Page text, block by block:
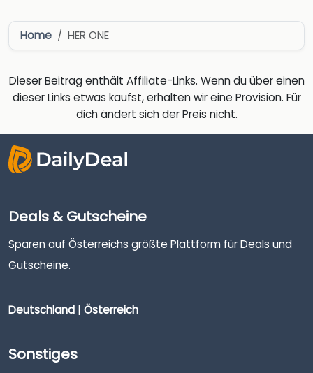
Home HER ONE
Dieser Beitrag enthält Affiliate-Links. Wenn du über einen
dieser Links etwas kaufst, erhalten wir eine Provision. Für
dich ändert sich der Preis nicht.
Deals & Gutscheine
Sparen auf Österreichs größte Plattform für Deals und
Gutscheine.
Deutschland | Österreich
Sonstiges